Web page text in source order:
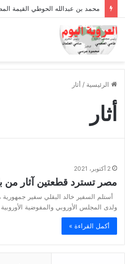
محمد بن عبدالله الحوطي القيمة
الرئيسية / أثار
أثار
2 أكتوبر، 2021
مصر تسترد قطعتين آثار من
أستلم السفير خالد البقلي سفير جمهورية
ولدى المجلس الأوروبي والمفوضية
أكمل القراءة »